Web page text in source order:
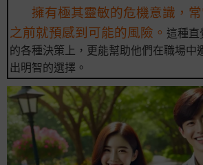
擁有極其靈敏的危機意識，
之前就預感到可能的風險。 這種
的各種決策上，更能幫助他們在職場中
出明智的選擇。